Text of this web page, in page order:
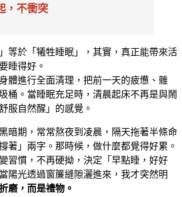
，不衝突
等於「犧牲睡眠」，其實，真正能帶來活
睡得好。
體進行全面清理，把前一天的疲憊、雜
桶。當睡眠充足時，清晨起床不再是與鬧
服自然醒」的感覺。
暗期，常常熬夜到凌晨，隔天拖著半條命
著」兩字。那時候，做什麼都覺得好累。
習慣，不再硬拗，決定「早點睡，好好
陽光透過窗簾縫隙灑進來，我才突然明
磨，而是禮物。